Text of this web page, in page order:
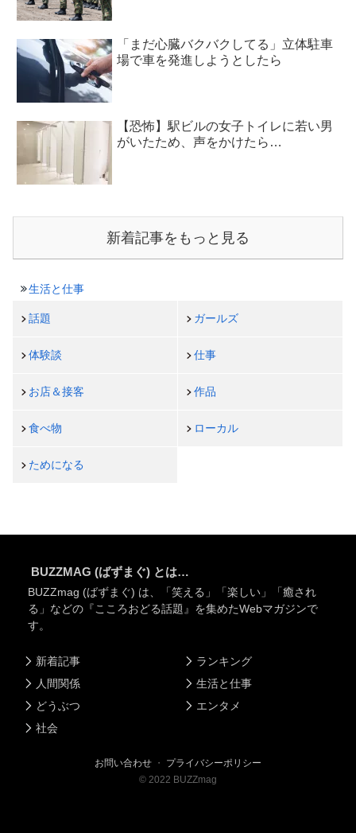
「まだ心臓バクバクしてる」立体駐車
場で車を発進しようとしたら
【恐怖】駅ビルの女子トイレに若い男
がいたため、声をかけたら…
新着記事をもっと見る
生活と仕事
話題 ガールズ
体験談 仕事
お店＆接客 作品
食べ物 ローカル
ためになる
BUZZMAG (ばずまぐ) とは…
BUZZmag (ばずまぐ) は、「笑える」「楽しい」「癒され
る」などの『こころおどる話題』を集めたWebマガジンで
す。
新着記事
人間関係
どうぶつ
社会
ランキング
生活と仕事
エンタメ
お問い合わせ ・ プライバシーポリシー
© 2022 BUZZmag